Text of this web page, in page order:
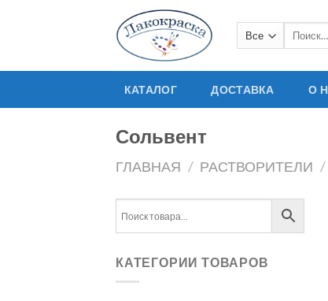
Искать:
КАТАЛОГ ДОСТАВКА О
Сольвент
ГЛАВНАЯ / РАСТВОРИТЕЛИ /
КАТЕГОРИИ ТОВАРОВ